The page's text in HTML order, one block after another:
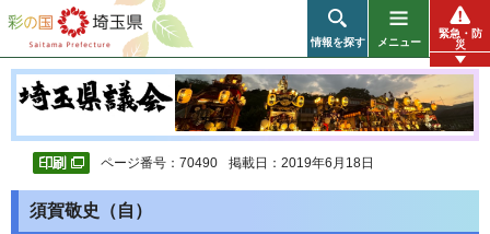
彩の国 埼玉県
情報を探す メニュー
緊急・防
災
ページ番号：70490 掲載日：2019年6月18日
須賀敬史（自）